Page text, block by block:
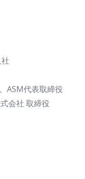
ASM代表取締役
会社 取締役